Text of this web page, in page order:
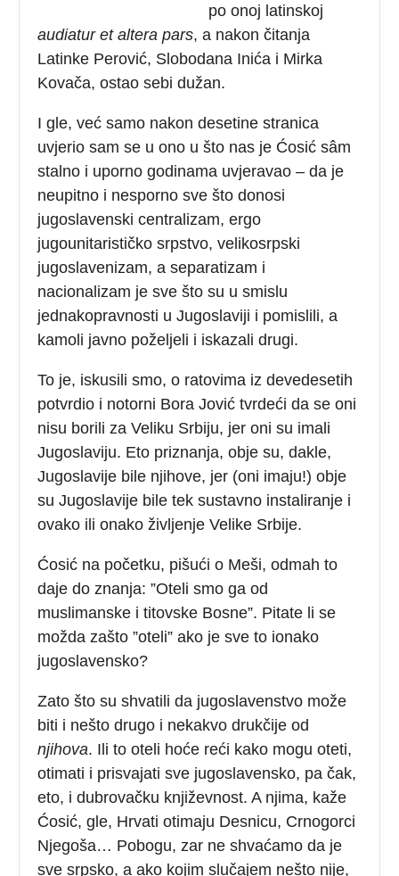
po onoj latinskoj
audiatur et altera pars, a nakon čitanja
Latinke Perović, Slobodana Inića i Mirka
Kovača, ostao sebi dužan.
I gle, već samo nakon desetine stranica
uvjerio sam se u ono u što nas je Ćosić sâm
stalno i uporno godinama uvjeravao – da je
neupitno i nesporno sve što donosi
jugoslavenski centralizam, ergo
jugounitarističko srpstvo, velikosrpski
jugoslavenizam, a separatizam i
nacionalizam je sve što su u smislu
jednakopravnosti u Jugoslaviji i pomislili, a
kamoli javno poželjeli i iskazali drugi.
To je, iskusili smo, o ratovima iz devedesetih
potvrdio i notorni Bora Jović tvrdeći da se oni
nisu borili za Veliku Srbiju, jer oni su imali
Jugoslaviju. Eto priznanja, obje su, dakle,
Jugoslavije bile njihove, jer (oni imaju!) obje
su Jugoslavije bile tek sustavno instaliranje i
ovako ili onako življenje Velike Srbije.
Ćosić na početku, pišući o Meši, odmah to
daje do znanja: ”Oteli smo ga od
muslimanske i titovske Bosne”. Pitate li se
možda zašto ”oteli” ako je sve to ionako
jugoslavensko?
Zato što su shvatili da jugoslavenstvo može
biti i nešto drugo i nekakvo drukčije od
njihova. Ili to oteli hoće reći kako mogu oteti,
otimati i prisvajati sve jugoslavensko, pa čak,
eto, i dubrovačku književnost. A njima, kaže
Ćosić, gle, Hrvati otimaju Desnicu, Crnogorci
Njegoša… Pobogu, zar ne shvaćamo da je
sve srpsko, a ako kojim slučajem nešto nije,